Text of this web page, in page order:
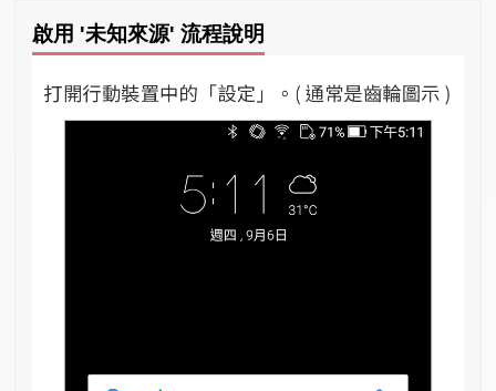
啟用 '未知來源' 流程說明